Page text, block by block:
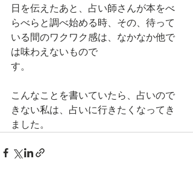
日を伝えたあと、占い師さんが本をべ
らべらと調べ始める時、その、待って
いる間のワクワク感は、なかなか他で
は味わえないもので
す。
こんなことを書いていたら、占いので
きない私は、占いに行きたくなってき
ました。